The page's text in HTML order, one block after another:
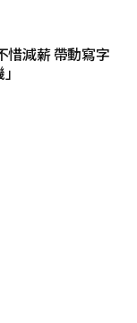
惜減薪 帶動寫字